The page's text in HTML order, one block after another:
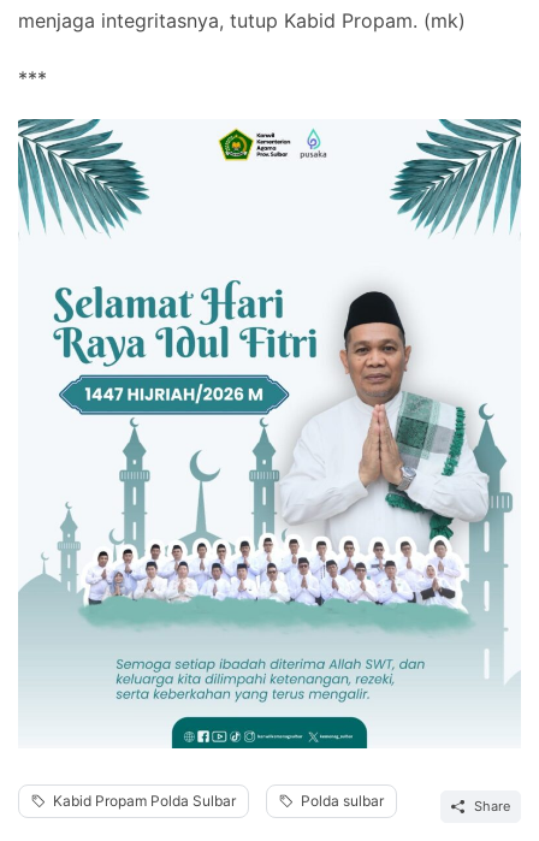
menjaga integritasnya, tutup Kabid Propam. (mk)
***
Kabid Propam Polda Sulbar Polda sulbar Share